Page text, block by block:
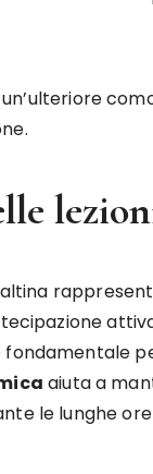
aiuta a
le lunghe ore